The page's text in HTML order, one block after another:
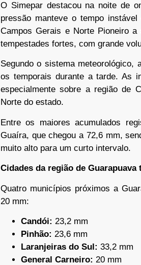
O Simepar destacou na noite de
pressão manteve o tempo
Campos Gerais e Norte Pioneiro
tempestades fortes, com grande
Segundo o sistema meteorológico,
os temporais durante a tarde. As
especialmente sobre a região de
Norte do estado.
Entre os maiores acumulados
Guaíra, que chegou a 72,6 mm,
muito alto para um curto intervalo.
Cidades da região de
Quatro municípios próximos a
20 mm:
Candói: 23,2 mm
Pinhão: 23,6 mm
Laranjeiras do Sul: 33,2 mm
General Carneiro: 20 mm